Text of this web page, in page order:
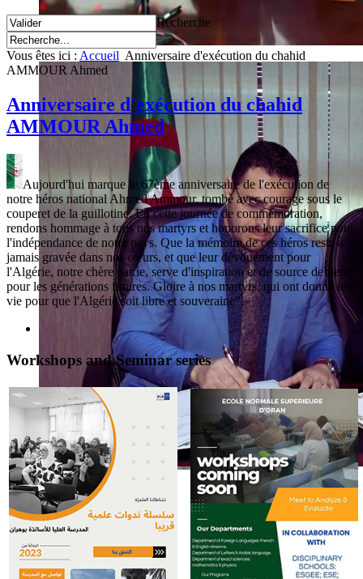
Recherche
Vous êtes ici : Accueil Anniversaire d'exécution du chahid
AMMOUR Ahmed
Anniversaire d'exécution du chahid
AMMOUR Ahmed
Aujourd'hui marque le 67ème anniversaire de l'exécution de
notre héros national Ahmed Ammour, tombé avec courage sous le
couperet de la guillotine. En cette journée de commémoration,
rendons hommage à tous nos martyrs et honorons leur sacrifice pour
l'indépendance de notre pays. Que la mémoire de ces héros reste à
jamais gravée dans nos cœurs, et que leur dévouement pour
l'Algérie, notre chère patrie, serve d'inspiration et de source de fierté
pour les générations futures. Gloire à nos martyrs, qui ont donné leur
vie pour que l'Algérie soit libre et souveraine".
Workshops and Seminar series